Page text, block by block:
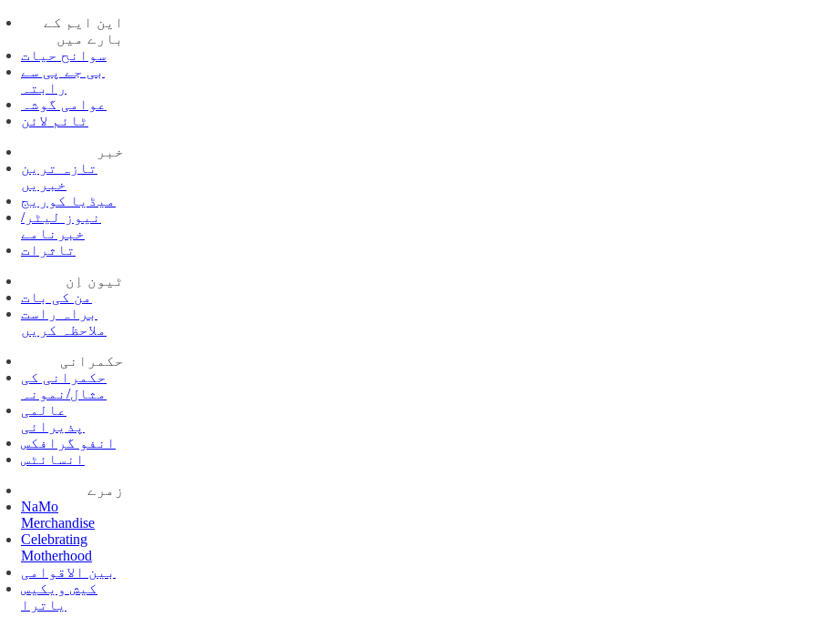
این ایم کے
بارے میں
سوانح حیات
بی جے پی سے
رابتہ
عوامی گوشہ
ٹائم لائن
خبر
تازہ ترین
خبریں
میڈیا کوریج
نیوز لیٹر/
خبرنامے
تاثرات
ٹیون اِن
من کی بات
براہ راست
ملاحظہ کریں
حکمرانی
حکمرانی کی
مثال/نمونہ
عالمی
پذیرائی
انفو گرافکس
انسائٹس
زمرے
NaMo
Merchandise
Celebrating
Motherhood
بین الاقوامی
کیش ویکیس
یاترا